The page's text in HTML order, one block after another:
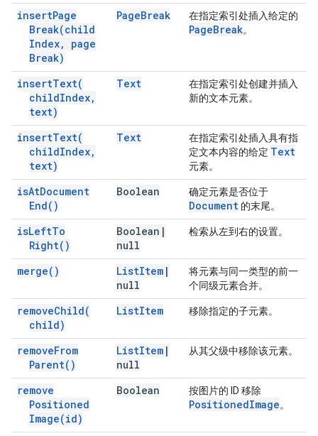
insertPage
Break(child
Index,
page
Break)
PageBreak 在指定索引处插入给定的
PageBreak。
insertText(
childIndex,
text)
Text
在指定索引处创建并插入
新的文本元素。
insertText(
childIndex,
text)
Text
在指定索引处插入具有指
定文本内容的给定 Text
元素。
isAtDocument
End( )
Boolean 确定元素是否位于
Document 的末尾。
isLeftTo
Right( )
Boolean |
null
检索从左到右的设置。
merge( ) ListItem |
null
将元素与同一类型的前一
个同级元素合并。
removeChild(
child)
ListItem 移除指定的子元素。
removeFrom
Parent( )
ListItem |
null
从其父级中移除该元素。
remove
Positioned
Image(id)
Boolean 按图片的 ID 移除
PositionedImage。